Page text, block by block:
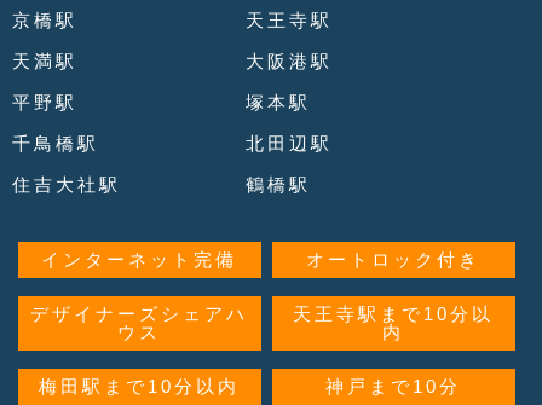
京橋駅
天王寺駅
天満駅
大阪港駅
平野駅
塚本駅
千鳥橋駅
北田辺駅
住吉大社駅
鶴橋駅
インターネット完備 オートロック付き
デザイナーズシェアハ
ウス
天王寺駅まで10分以
内
梅田駅まで10分以内 神戸まで10分